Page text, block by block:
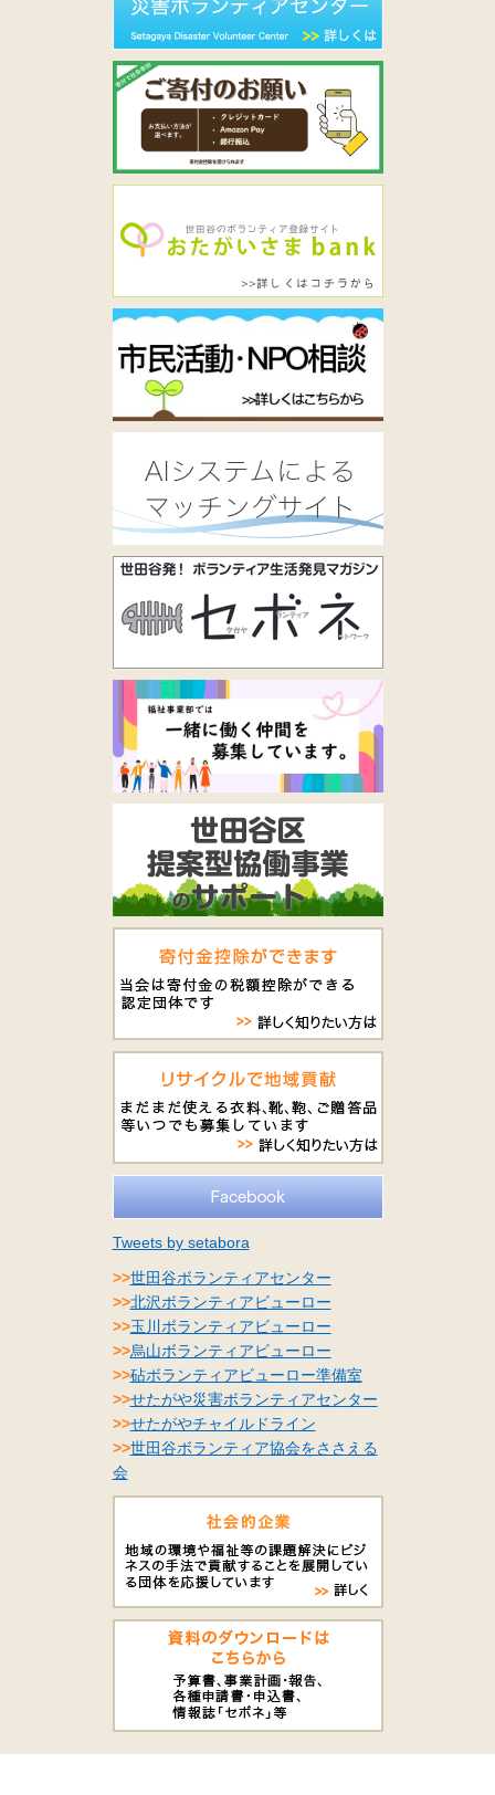
Tweets by setabora
>>世田谷ボランティアセンター
>>北沢ボランティアビューロー
>>玉川ボランティアビューロー
>>烏山ボランティアビューロー
>>砧ボランティアビューロー準備室
>>せたがや災害ボランティアセンター
>>せたがやチャイルドライン
>>世田谷ボランティア協会をささえる
会